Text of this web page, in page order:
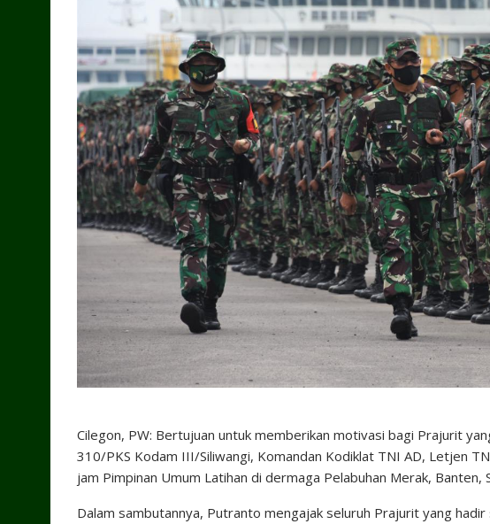
Cilegon, PW: Bertujuan untuk memberikan motivasi bagi Prajurit
310/PKS Kodam III/Siliwangi, Komandan Kodiklat TNI AD, Letjen
jam Pimpinan Umum Latihan di dermaga Pelabuhan Merak,
Dalam sambutannya, Putranto mengajak seluruh Prajurit yang